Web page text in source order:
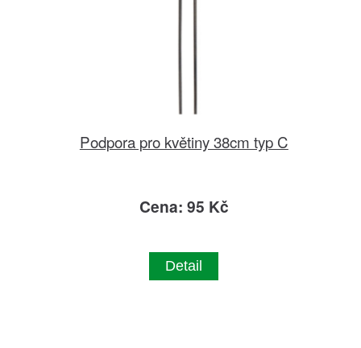
Podpora pro květiny 38cm typ C
Cena: 95 Kč
Detail